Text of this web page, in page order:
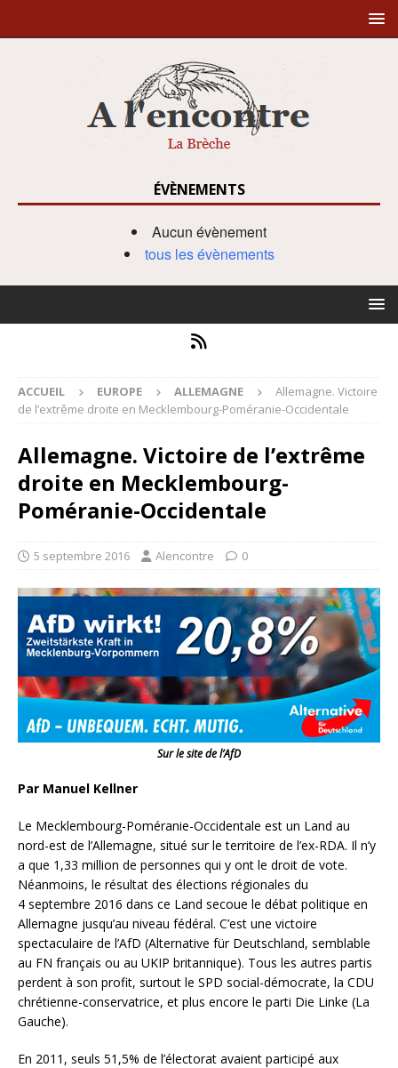
ÉVÈNEMENTS
Aucun évènement
tous les évènements
ACCUEIL EUROPE ALLEMAGNE
Allemagne. Victoire
de l’extrême droite en Mecklembourg-Poméranie-Occidentale
Allemagne. Victoire de l’extrême
droite en Mecklembourg-
Poméranie-Occidentale
5 septembre 2016 Alencontre 0
Sur le site de l’AfD
Par Manuel Kellner
Le Mecklembourg-Poméranie-Occidentale est un Land au
nord-est de l’Allemagne, situé sur le territoire de l’ex-RDA. Il n’y
a que 1,33 million de personnes qui y ont le droit de vote.
Néanmoins, le résultat des élections régionales du
4 septembre 2016 dans ce Land secoue le débat politique en
Allemagne jusqu’au niveau fédéral. C’est une victoire
spectaculaire de l’AfD (Alternative für Deutschland, semblable
au FN français ou au UKIP britannique). Tous les autres partis
perdent à son profit, surtout le SPD social-démocrate, la CDU
chrétienne-conservatrice, et plus encore le parti Die Linke (La
Gauche).
En 2011, seuls 51,5% de l’électorat avaient participé aux